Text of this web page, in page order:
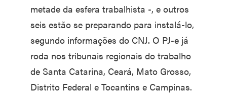
metade da esfera trabalhista -, e outros
seis estão se preparando para instalá-lo,
segundo informações do CNJ. O PJ-e já
roda nos tribunais regionais do trabalho
de Santa Catarina, Ceará, Mato Grosso,
Distrito Federal e Tocantins e Campinas.